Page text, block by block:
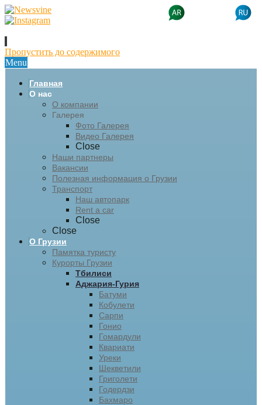
Пропустить до содержимого
Menu
Главная
О нас
О компании
Галерея
Фото Галерея
Видео Галерея
Close
Наши партнеры
Вакансии
Полезная информация о Грузии
Транспорт
Наш автопарк
Rent a car
Close
Close
О Грузии
Памятка туристу
Курорты Грузии
Тбилиси
Аджария-Гурия
Батуми
Кобулети
Сарпи
Гонио
Гомардули
Квариати
Уреки
Шекветили
Григолети
Годердзи
Бахмаро